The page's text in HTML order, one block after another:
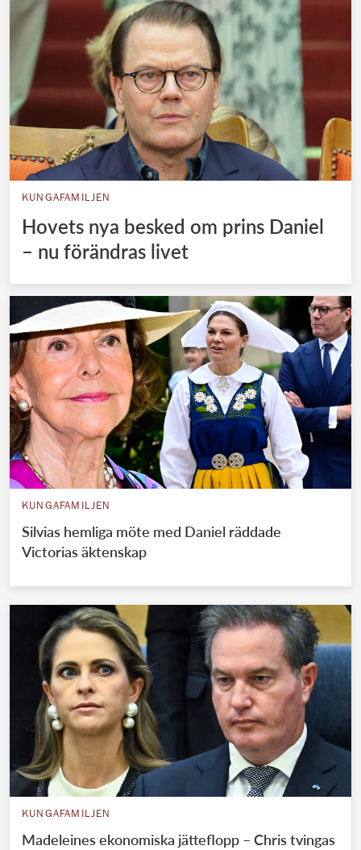
KUNGAFAMILJEN
Hovets nya besked om prins Daniel
– nu förändras livet
KUNGAFAMILJEN
Silvias hemliga möte med Daniel räddade
Victorias äktenskap
KUNGAFAMILJEN
Madeleines ekonomiska jätteflopp – Chris tvingas